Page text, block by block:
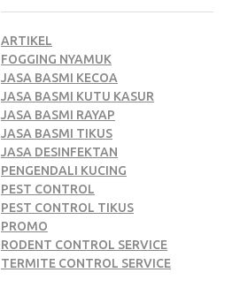
ARTIKEL
FOGGING NYAMUK
JASA BASMI KECOA
JASA BASMI KUTU KASUR
JASA BASMI RAYAP
JASA BASMI TIKUS
JASA DESINFEKTAN
PENGENDALI KUCING
PEST CONTROL
PEST CONTROL TIKUS
PROMO
RODENT CONTROL SERVICE
TERMITE CONTROL SERVICE